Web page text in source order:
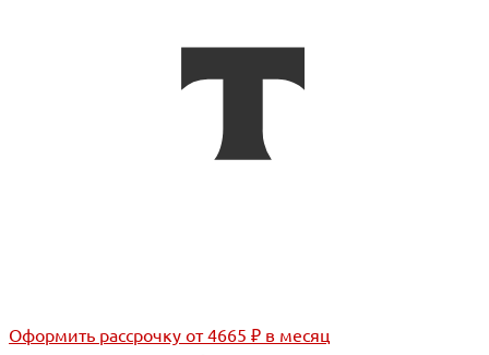
Оформить рассрочку от 4665 ₽ в месяц